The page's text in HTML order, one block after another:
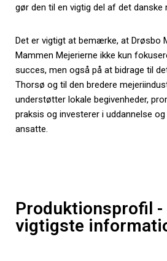
gør den til en vigtig del af det danske
Det er vigtigt at bemærke, at Drøsbo
Mammen Mejerierne ikke kun
succes, men også på at bidrage til
Thorsø og til den bredere
understøtter lokale begivenheder,
praksis og investerer i uddannelse
ansatte.
Produktionsprofil -
vigtigste